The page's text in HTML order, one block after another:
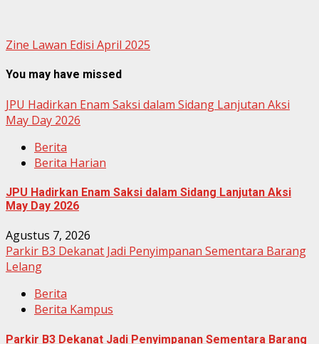
Zine Lawan Edisi April 2025
You may have missed
JPU Hadirkan Enam Saksi dalam Sidang Lanjutan Aksi
May Day 2026
Berita
Berita Harian
JPU Hadirkan Enam Saksi dalam Sidang Lanjutan Aksi
May Day 2026
Agustus 7, 2026
Parkir B3 Dekanat Jadi Penyimpanan Sementara Barang
Lelang
Berita
Berita Kampus
Parkir B3 Dekanat Jadi Penyimpanan Sementara Barang